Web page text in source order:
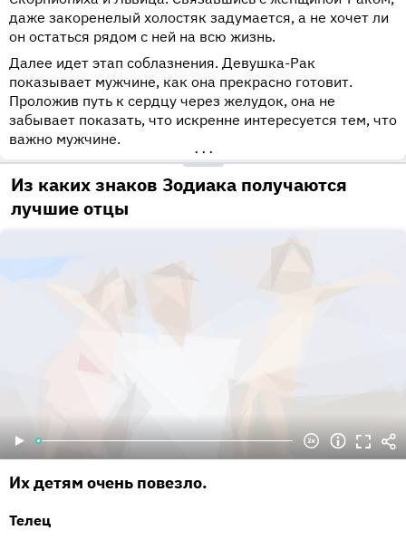
даже закоренелый холостяк задумается, а не хочет ли
он остаться рядом с ней на всю жизнь.
Далее идет этап соблазнения. Девушка-Рак
показывает мужчине, как она прекрасно готовит.
Проложив путь к сердцу через желудок, она не
забывает показать, что искренне интересуется тем, что
важно мужчине.
•••
Из каких знаков Зодиака получаются
лучшие отцы
Их детям очень повезло.
Телец